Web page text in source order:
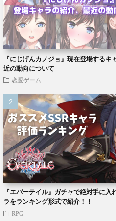
『にじげんカノジョ』現在登場するキ
近の動向について
恋愛ゲーム
『エバーテイル』ガチャで絶対手に入
ラをランキング形式で紹介！！
RPG